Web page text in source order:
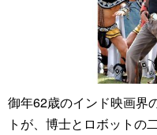
御年62歳のインド映画界
トが、博士とロボットの